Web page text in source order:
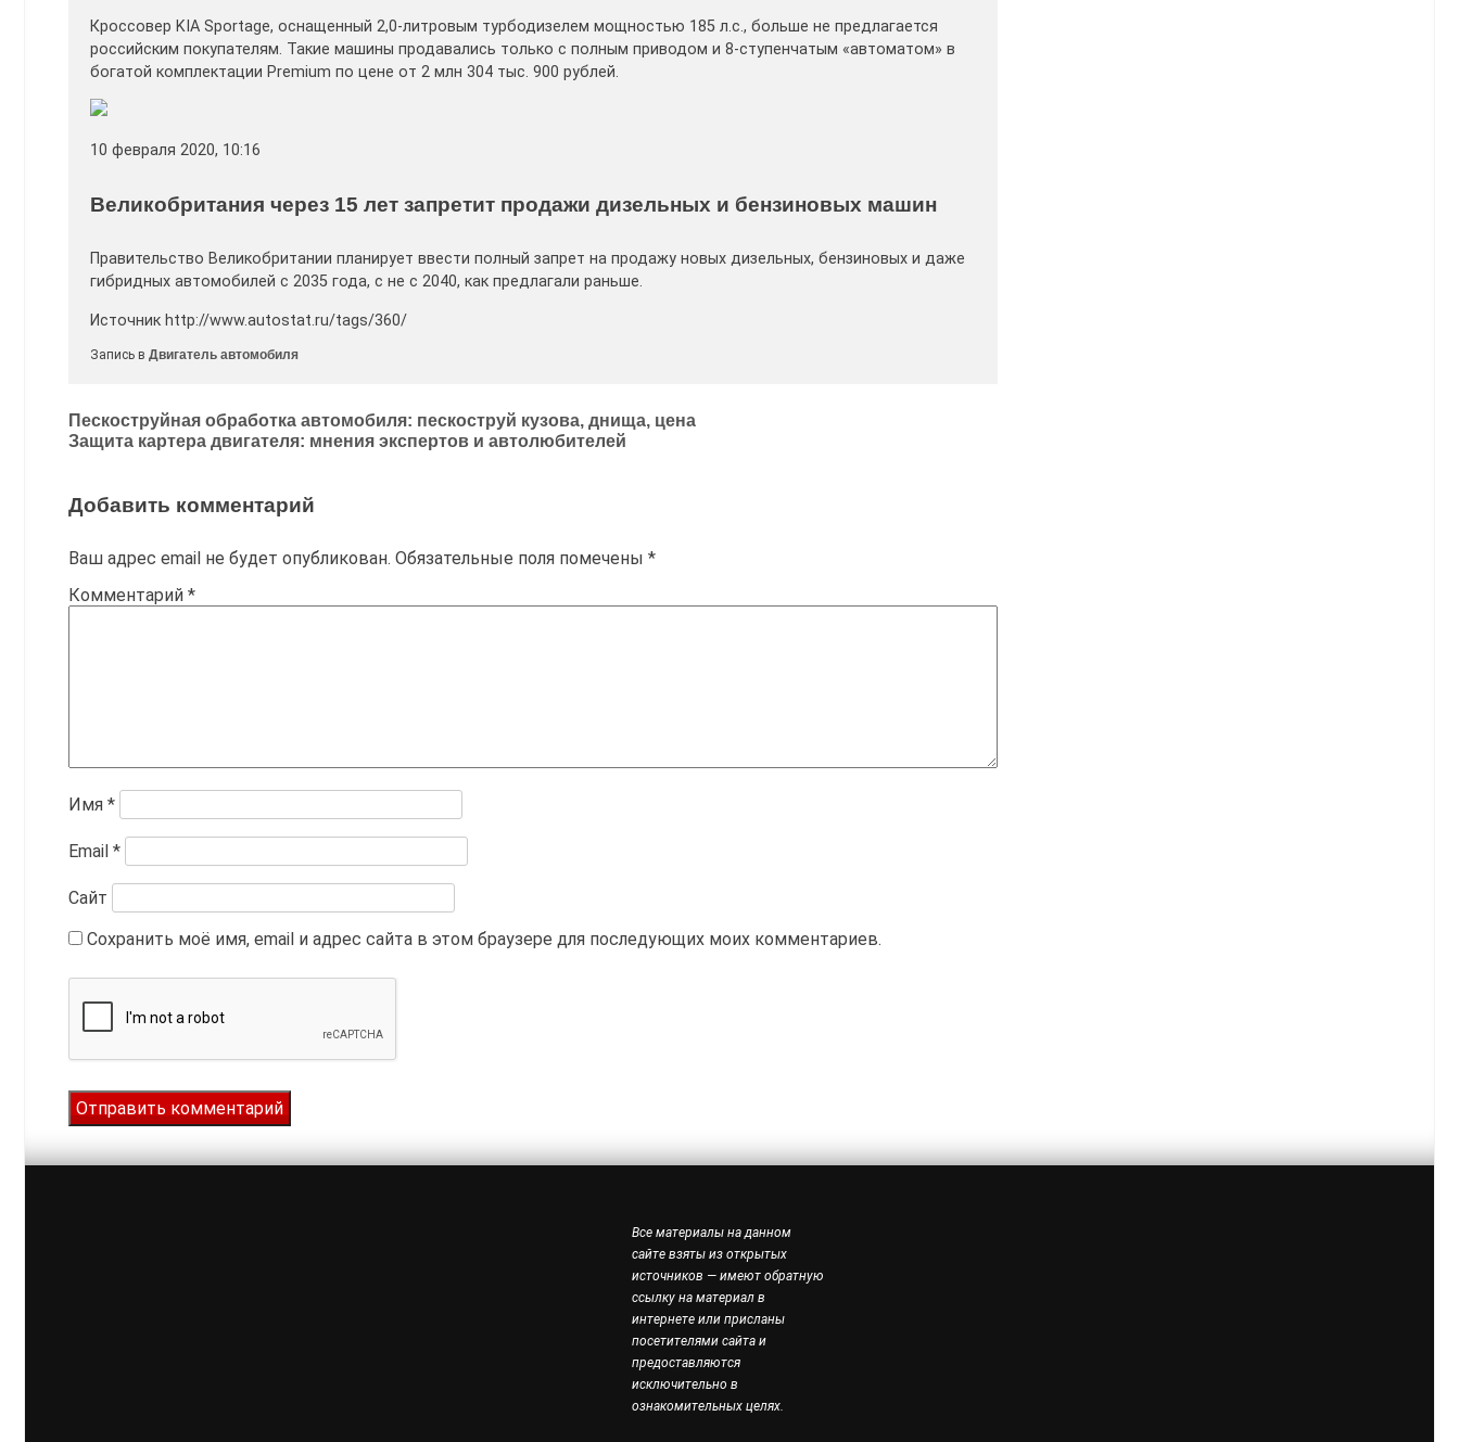
Кроссовер KIA Sportage, оснащенный 2,0-литровым турбодизелем мощностью 185 л.с., больше не предлагается
российским покупателям. Такие машины продавались только с полным приводом и 8-ступенчатым «автоматом» в
богатой комплектации Premium по цене от 2 млн 304 тыс. 900 рублей.
10 февраля 2020, 10:16
Великобритания через 15 лет запретит продажи дизельных и бензиновых машин
Правительство Великобритании планирует ввести полный запрет на продажу новых дизельных, бензиновых и даже
гибридных автомобилей с 2035 года, с не с 2040, как предлагали раньше.
Источник http://www.autostat.ru/tags/360/
Запись в Двигатель автомобиля
Навигация
по
Пескоструйная обработка автомобиля: пескоструй кузова, днища, цена
Защита картера двигателя: мнения экспертов и автолюбителей
Добавить комментарий
Ваш адрес email не будет опубликован. Обязательные поля помечены *
Комментарий *
Имя *
Email *
Сайт
Сохранить моё имя, email и адрес сайта в этом браузере для последующих моих комментариев.
Все материалы на данном
сайте взяты из открытых
источников — имеют обратную
ссылку на материал в
интернете или присланы
посетителями сайта и
предоставляются
исключительно в
ознакомительных целях.